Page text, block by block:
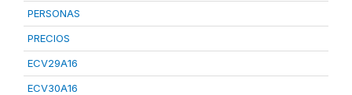
PERSONAS
PRECIOS
ECV29A16
ECV30A16